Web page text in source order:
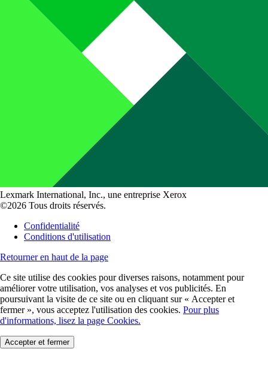
Lexmark International, Inc., une entreprise Xerox
©2026 Tous droits réservés.
Confidentialité
Conditions d'utilisation
Retourner en haut de la page
Ce site utilise des cookies pour diverses raisons, notamment pour
améliorer votre utilisation, vos analyses et vos publicités. En
poursuivant la visite de ce site ou en cliquant sur « Accepter et
fermer », vous acceptez l'utilisation des cookies. Pour plus
d'informations, lisez la page Cookies.
Accepter et fermer